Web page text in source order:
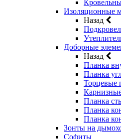
Изоляционные
Назад
Доборные
Назад
Планка
Планка
Торцевые
Планка
Планка
Планка
Зонты на
Софиты